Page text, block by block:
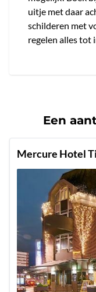
uitje met daar
schilderen met
regelen alles tot
Een
Mercure Hotel